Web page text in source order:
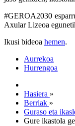
#GEROA2030
Axular Lizeoa
Ikusi bideoa hemen.
Aurrekoa
Hurrengoa
Hasiera »
Berriak »
Guraso eta
Gure ikastola